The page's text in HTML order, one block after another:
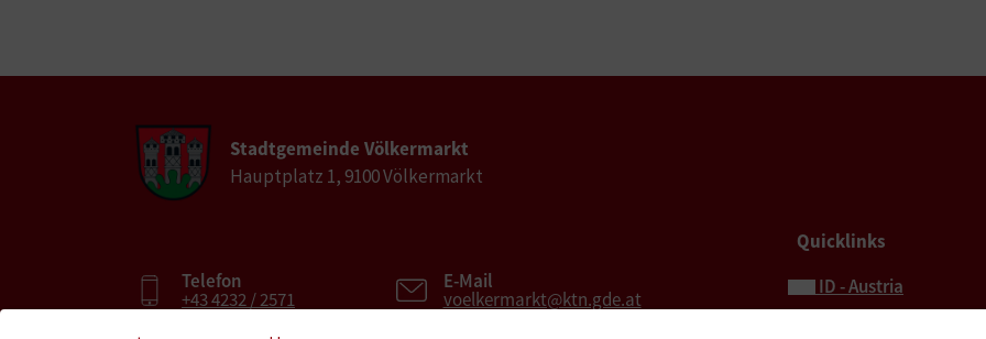
Stadtgemeinde Völkermarkt
Hauptplatz 1, 9100 Völkermarkt
Telefon
+43 4232 / 2571
E-Mail
voelkermarkt@ktn.gde.at
Quicklinks
ID - Austria